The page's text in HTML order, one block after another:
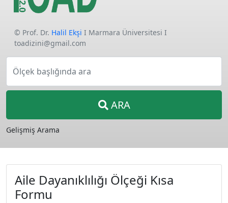
© Prof. Dr. Halil Ekşi I Marmara Üniversitesi I
toadizini@gmail.com
Ölçek başlığında ara
ARA
Gelişmiş Arama
Aile Dayanıklılığı Ölçeği Kısa
Formu